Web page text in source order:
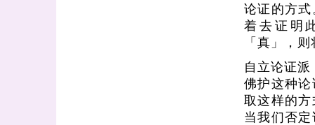
论证的方
着去证明
「真」，
自立论证派
佛护这种
取这样的
当我们否